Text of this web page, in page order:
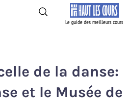
de la danse:
et le Musée de